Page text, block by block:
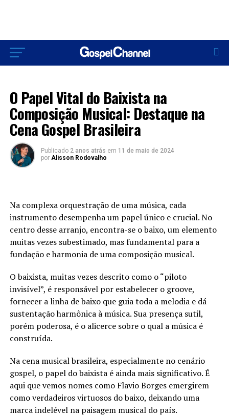
O Papel Vital do Baixista na
Composição Musical: Destaque na
Cena Gospel Brasileira
Publicado 2 anos atrás em 11 de maio de 2024
por Alisson Rodovalho
Na complexa orquestração de uma música, cada
instrumento desempenha um papel único e crucial. No
centro desse arranjo, encontra-se o baixo, um elemento
muitas vezes subestimado, mas fundamental para a
fundação e harmonia de uma composição musical.
O baixista, muitas vezes descrito como o “piloto
invisível”, é responsável por estabelecer o groove,
fornecer a linha de baixo que guia toda a melodia e dá
sustentação harmônica à música. Sua presença sutil,
porém poderosa, é o alicerce sobre o qual a música é
construída.
Na cena musical brasileira, especialmente no cenário
gospel, o papel do baixista é ainda mais significativo. É
aqui que vemos nomes como Flavio Borges emergirem
como verdadeiros virtuosos do baixo, deixando uma
marca indelével na paisagem musical do país.